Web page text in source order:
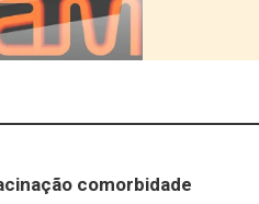
comorbidade